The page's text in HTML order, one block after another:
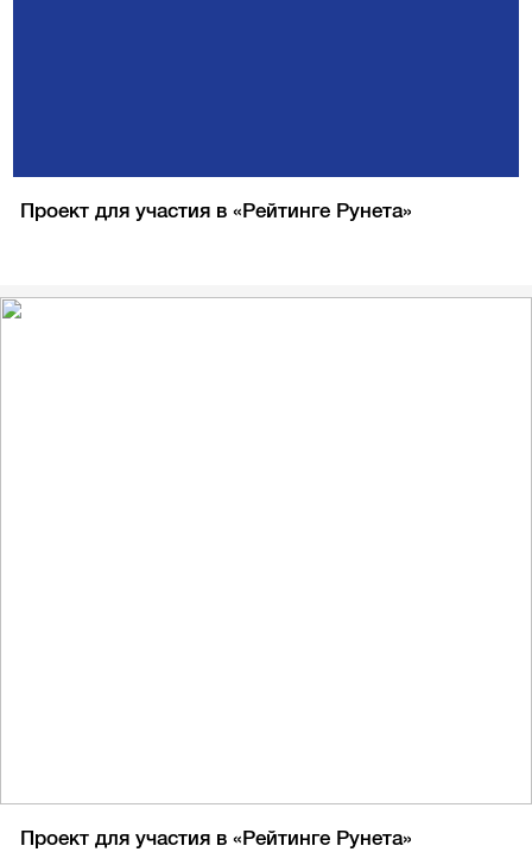
Проект для участия в «Рейтинге Рунета»
Проект для участия в «Рейтинге Рунета»